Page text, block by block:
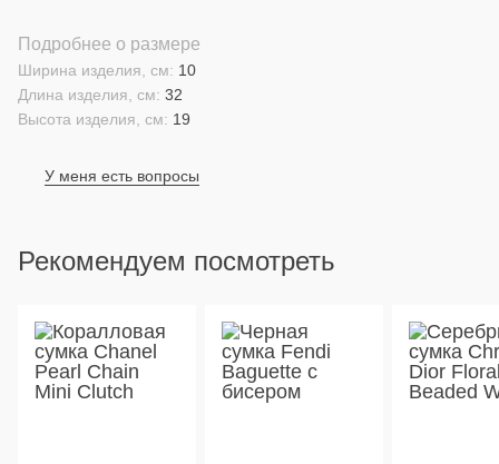
Подробнее о размере
Высота изделия, см: 19
Длина изделия, см: 32
Ширина изделия, см: 10
У меня есть вопросы
Рекомендуем посмотреть